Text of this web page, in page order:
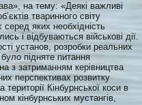
на тему: «Деякі важливі
тваринного світу
яких необхідність
і відбуваються військові дії.
установ, розробки реальних
підняте питання
з затриманням керівництва
перспективах розвитку
Кінбурнської коси в
кінбурнських мустангів,